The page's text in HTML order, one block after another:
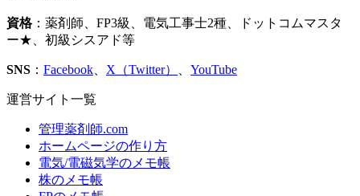
資格：薬剤師、FP3級、電気工事士2種、ドットコムマスタ
ー★、初級シスアド等
SNS ： Facebook X（Twitter） YouTube
運営サイト一覧
管理薬剤師.com
ホームページの作り方
電気/電磁気学のメモ帳
株のメモ帳